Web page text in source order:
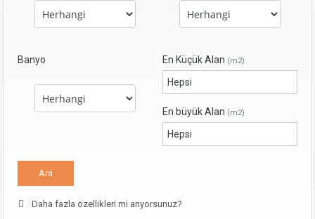
Banyo En Küçük Alan (m2)
En büyük Alan (m2)
Daha fazla özellikleri mi arıyorsunuz?